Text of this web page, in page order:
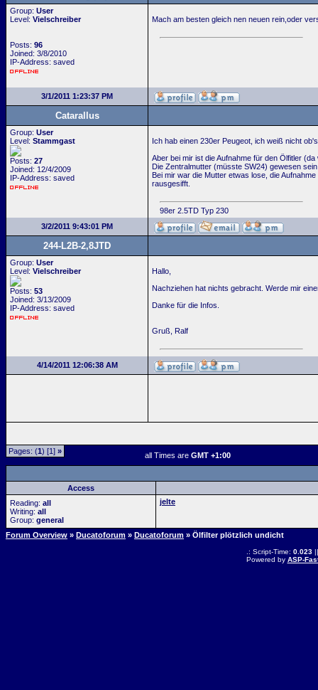
Group: User
Level: Vielschreiber
Posts: 96
Joined: 3/8/2010
IP-Address: saved
Mach am besten gleich nen neuen rein,oder
3/1/2011 1:23:37 PM
Catarallus
Group: User
Level: Stammgast
Posts: 27
Joined: 12/4/2009
IP-Address: saved
Ich hab einen 230er Peugeot, ich weiß nicht
Aber bei mir ist die Aufnahme für den Ölfitler
Die Zentralmutter (müsste SW24) gewesen
Bei mir war die Mutter etwas lose, die
rausgesifft.
98er 2.5TD Typ 230
3/2/2011 9:43:01 PM
244-L2B-2,8JTD
Group: User
Level: Vielschreiber
Posts: 53
Joined: 3/13/2009
IP-Address: saved
Hallo,
Nachziehen hat nichts gebracht. Werde mir
Danke für die Infos.
Gruß, Ralf
4/14/2011 12:06:38 AM
Pages: (1) [1] » all Times are GMT +1:00
Access
Reading: all
Writing: all
Group: general
jelte
Forum Overview » Ducatoforum » Ducatoforum » Ölfilter plötzlich undicht
.: Script-Time: 0.023||
Powered by ASP-